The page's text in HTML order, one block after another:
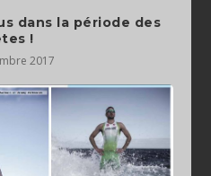
dans la période des
!
2017